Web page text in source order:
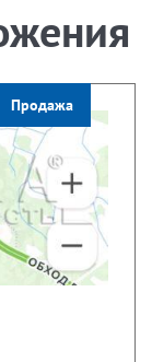
Продажа